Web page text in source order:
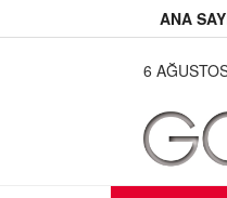
ANA
6